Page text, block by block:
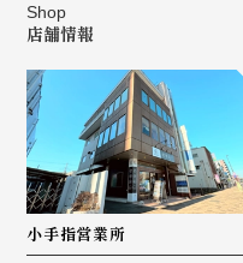
Shop
店舗情報
小手指営業所